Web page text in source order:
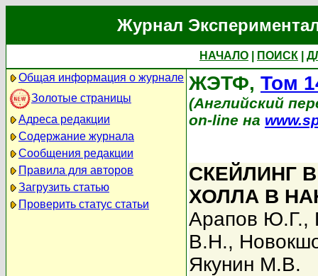
Журнал
НАЧАЛО ПОИСК
Общая информация о журнале
Золотые страницы
Адреса редакции
Содержание журнала
Сообщения редакции
Правила для авторов
Загрузить статью
Проверить статус статьи
ЖЭТФ, Том
(Английский
on-line на
СКЕЙЛИНГ
ХОЛЛА В
Арапов Ю.Г.,
В.Н.,
Якунин М.В.